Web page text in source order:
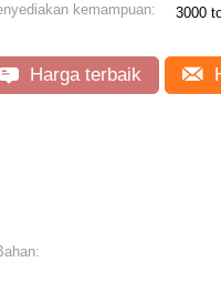
kemampuan: 3000
Harga terbaik